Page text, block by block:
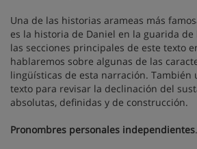
Una de las historias arameas más
es la historia de Daniel en la guarida de
las secciones principales de este texto
hablaremos sobre algunas de las
lingüísticas de esta narración. También
texto para revisar la declinación del
absolutas, definidas y de construcción.
Pronombres personales independientes.